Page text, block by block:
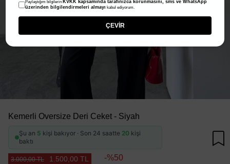
Kemerli Oversize Deri Ceket - Siyah
Şu an 5 kişi bakıyor · Son 24 saatte 20 kişi
baktı
3.000,00 TL 1.500,00 TL 50
Paylaştığım bilgilerin KVKK kapsamında tarafınızca korunmasını, sms ve WhatsApp
üzerinden bilgilendirmeleri almayı kabul ediyorum.
ÇEVİR